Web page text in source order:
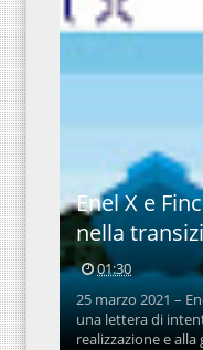
Enel X e
nella
01:30
25 marzo 2021 –
una lettera di
realizzazione e